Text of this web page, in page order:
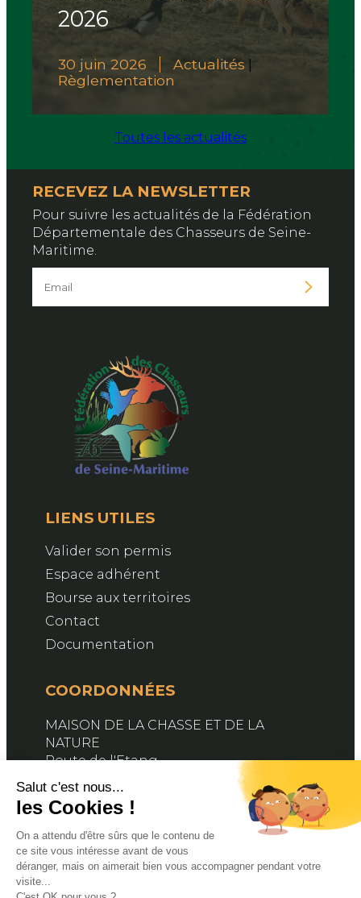
2026
30 juin 2026 Actualités
Règlementation
Toutes les actualités
RECEVEZ LA NEWSLETTER
Pour suivre les actualités de la Fédération
Départementale des Chasseurs de Seine-
Maritime.
LIENS UTILES
Valider son permis
Espace adhérent
Bourse aux territoires
Contact
Documentation
COORDONNÉES
MAISON DE LA CHASSE ET DE LA
NATURE
Route de l'Etang
Contactez-nous
SUIVEZ-NOUS
Facebook
X YouTube